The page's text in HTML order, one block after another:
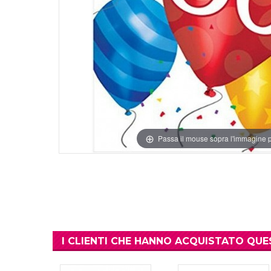
Vedi di Più
Compleanno
Compleanno
Compleanno
Ritmica
Compleanno
Compleanno
Vedi di Più
Vedi di Più
Passa il mouse sopra l'immagine
I CLIENTI CHE HANNO ACQUISTATO